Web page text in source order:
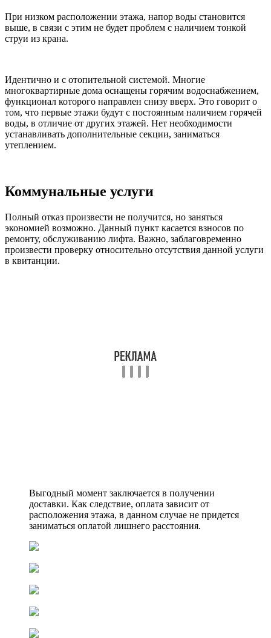
При низком расположении этажа, напор воды становится
выше, в связи с этим не будет проблем с наличием тонкой
струи из крана.
Идентично и с отопительной системой. Многие
многоквартирные дома оснащены горячим водоснабжением,
функционал которого направлен снизу вверх. Это говорит о
том, что первые этажи будут с постоянным наличием горячей
воды, в отличие от других этажей. Нет необходимости
устанавливать дополнительные секции, заниматься
утеплением.
Коммунальные услуги
Полный отказ произвести не получится, но заняться
экономией возможно. Данный пункт касается взносов по
ремонту, обслуживанию лифта. Важно, заблаговременно
произвести проверку относительно отсутствия данной услуги
в квитанции.
Выгодный момент заключается в получении
доставки. Как следствие, оплата зависит от
расположения этажа, в данном случае не придется
заниматься оплатой лишнего расстояния.